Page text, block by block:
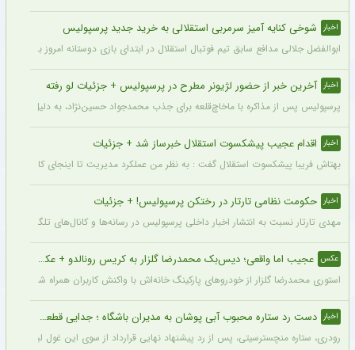
اخبار شوخی کنایه آمیز سرمربی استقلالی به خرید جدید پرسپولیس
ابوالفضل جلالی مدافع سابق تیم فوتبال استقلال در ابتدای بازی دوستانه امروز با
اخبار آخرین خبر از حضور لژیونر مطرح در پرسپولیس + جزئیات لو رفته
پرسپولیس پس از مذاکره با ماخاچ‌قلعه برای جذب محمدجواد حسین‌نژاد، به دلیل رقم
اخبار اقدام عجیب پیشکسوت استقلال خبرساز شد + جزئیات
بهتاش فریبا پیشکسوت استقلال گفت : به نظر من عملکرد مدیریت تا اینجای کار قابل
اخبار حکومت نظامی تارتار در رختکن پرسپولیس! + جزئیات
مهدی تارتار نسبت به انتشار اخبار داخلی پرسپولیس در رسانه‌ها و کانال‌های تلگرامی
عکس عجیب اما واقعی؛ دیس‌بک محمدرضا گلزار به کریس رونالدو + عکس
استوری محمدرضا گلزار از خودروهای پارکینگ خانه‌اش با واکنش کاربران همراه شده و
اخبار دست رد ستاره محبوب آبی پوشان به مدیران باشگاه ؛ جدایی قطعی است !
رودری، ستاره منچسترسیتی، پس از رد پیشنهاد نهایی قرارداد از سوی این غول لیگ